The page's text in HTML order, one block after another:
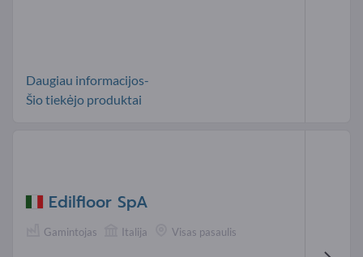
Daugiau informacijos-
Šio tiekėjo produktai
Edilfloor SpA
Gamintojas Italija Visas pasaulis